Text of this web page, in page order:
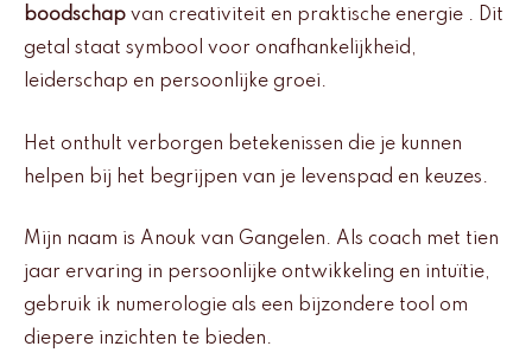
boodschap van creativiteit en praktische energie . Dit
getal staat symbool voor onafhankelijkheid,
leiderschap en persoonlijke groei.
Het onthult verborgen betekenissen die je kunnen
helpen bij het begrijpen van je levenspad en keuzes.
Mijn naam is Anouk van Gangelen. Als coach met tien
jaar ervaring in persoonlijke ontwikkeling en intuïtie,
gebruik ik numerologie als een bijzondere tool om
diepere inzichten te bieden.